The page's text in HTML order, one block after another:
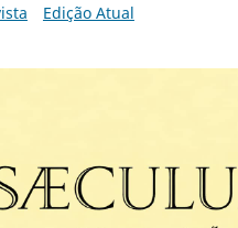
Edição Atual